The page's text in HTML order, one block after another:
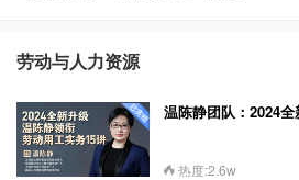
劳动与人力资源
温陈静团队：2024
热度:2.6w